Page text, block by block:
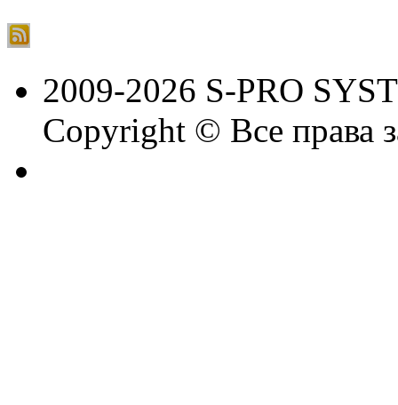
2009-2026 S-PRO
Copyright © Все права